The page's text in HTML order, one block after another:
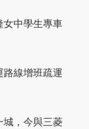
女中學生專車
路線增班疏運
城，今與三菱